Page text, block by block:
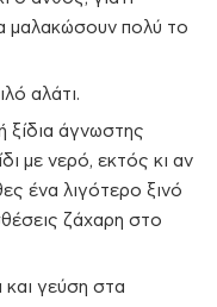
μαλακώσουν πολύ το
αλάτι.
ξίδια άγνωστης
με νερό, εκτός κι αν
ένα λιγότερο ξινό
ζάχαρη στο
και γεύση στα